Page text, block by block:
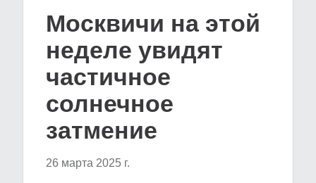
Москвичи на этой
неделе увидят
частичное
солнечное
затмение
26 марта 2025 г.